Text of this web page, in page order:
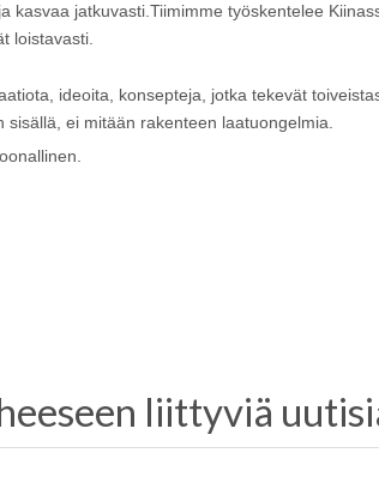
jatkuvasti.Tiimimme työskentelee
loistavasti.
ideoita, konsepteja, jotka tekevät
ei mitään rakenteen laatuongelmia.
liittyviä